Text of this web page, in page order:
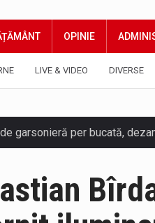
OPINIE
LIVE & VIDEO DIVERSE